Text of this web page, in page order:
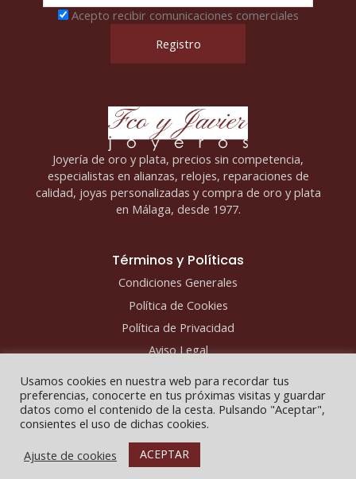
Acepto recibir comunicaciones comerciales
Joyería de oro y plata, precios sin competencia,
especialistas en alianzas, relojes, reparaciones de
calidad, joyas personalizadas y compra de oro y plata
en Málaga, desde 1977.
Términos y Políticas
Condiciones Generales
Política de Cookies
Política de Privacidad
Aviso Legal
Copyright © 2026 - Fco y Javier Joyeros
Usamos cookies en nuestra web para recordar tus
preferencias, conocerte en tus próximas visitas y guardar
datos como el contenido de la cesta. Pulsando "Aceptar",
consientes el uso de dichas cookies.
Ajuste de cookies
ACEPTAR